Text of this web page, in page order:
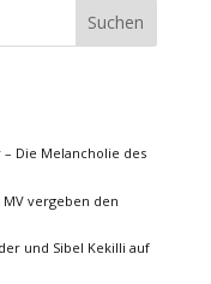
Die Melancholie des
vergeben den
und Sibel Kekilli auf